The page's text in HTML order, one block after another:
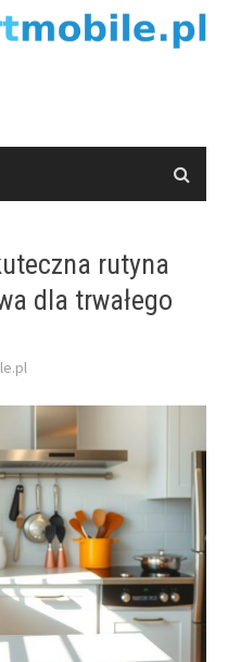
rutyna
dla trwałego